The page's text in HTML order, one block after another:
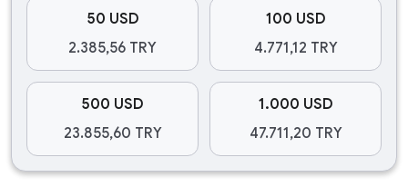
50 USD
2.385,56 TRY
100 USD
4.771,12 TRY
500 USD
23.855,60 TRY
1.000 USD
47.711,20 TRY